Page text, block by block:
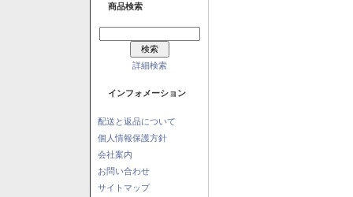
商品検索
詳細検索
インフォメーション
配送と返品について
個人情報保護方針
会社案内
お問い合わせ
サイトマップ